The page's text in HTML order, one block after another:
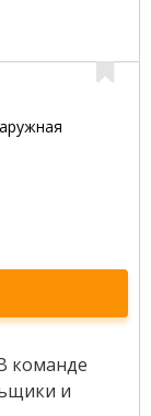
команде
и